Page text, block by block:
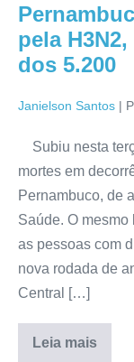
pela
dos 5.200
Janielson Santos |
Subiu nesta
mortes em
Pernambuco, de
Saúde. O
as pessoas com
nova rodada de
Central […]
Leia mais